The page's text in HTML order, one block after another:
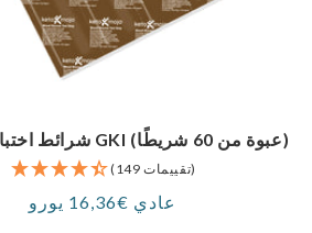
شرائط اختبار الجلوكوز GKI (عبوة من 60 شريطًا)
(149 تقييمات)
سعر عادي €16,36 يورو